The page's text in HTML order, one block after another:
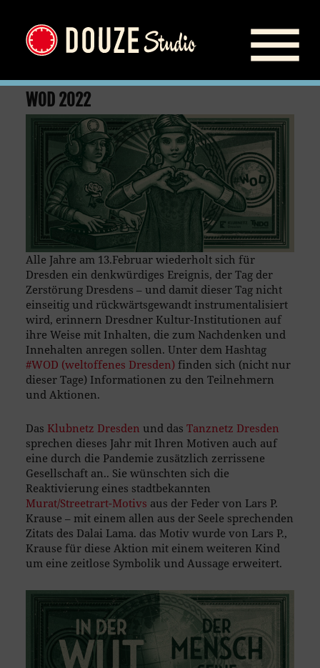
WOD 2022
Alle Jahre am 13.Februar wiederholt sich für
Dresden ein denkwürdiges Ereignis, der Tag der
Zerstörung Dresdens – und damit dieser Tag nicht
einseitig und rückwärtsgewandt instrumentalisiert
wird, erinnern Dresdner Kultur-Institutionen auf
ihre Weise mit Inhalten, die zum Nachdenken und
Innehalten anregen sollen. Unter dem Hashtag
#WOD (weltoffenes Dresden)finden sich (nicht nur
dieser Tage) Informationen zu den Teilnehmern
und Aktionen.
Das Klubnetz Dresden und das Tanznetz Dresden
sprechen dieses Jahr mit Ihren Motiven auch auf
eine durch die Pandemie zusätzlich zerrissene
Gesellschaft an.. Sie wünschten sich die
Reaktivierung eines stadtbekannten
Murat/Streetrart-Motivs aus der Feder von Lars P.
Krause – mit einem allen aus der Seele sprechenden
Zitats des Dalai Lama. das Motiv wurde von Lars P.,
Krause für diese Aktion mit einem weiteren Kind
um eine zeitlose Symbolik und Aussage erweitert.